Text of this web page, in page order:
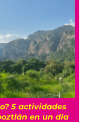
5 actividades
en un día